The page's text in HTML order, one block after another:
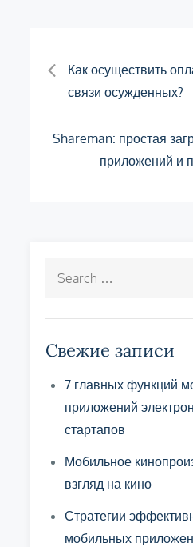
по
записям
Как осуществить
связи осужденных?
Shareman: простая
приложений и
Свежие записи
7 главных функций
приложений
стартапов
Мобильное
взгляд на кино
Стратегии
мобильных